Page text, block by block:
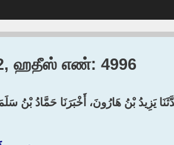
ஹதீஸ் எண்: 4996
يَزِيدُ بْنُ هَارُونَ، أَخْبَرَنَا حَمَّادُ بْنُ